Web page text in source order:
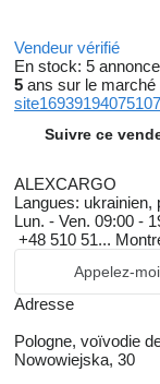
Vendeur vérifié
En stock: 5
5 ans sur le marché
Suivre ce
ALEXCARGO
Langues: ukrainien,
Lun. - Ven. 09:00 -
+48 510 51...
Appelez-moi
Adresse
Pologne, voïvodie
Nowowiejska, 30